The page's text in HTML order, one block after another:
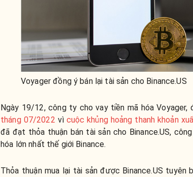
Voyager đồng ý bán lại tài sản cho Binance.US
Ngày 19/12, công ty cho vay tiền mã hóa Voyager,
tháng 07/2022 vì cuộc khủng hoảng thanh khoản
đã đạt thỏa thuận bán tài sản cho Binance.US,
hóa lớn nhất thế giới Binance.
Thỏa thuận mua lại tài sản được Binance.US tuyên